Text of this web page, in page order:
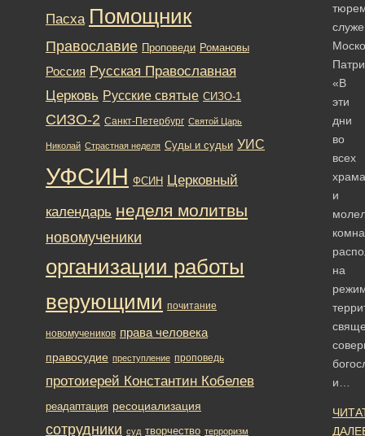
«В
эти
дни
во
всех
и
на
и…
Пасха Помощник
Православие Проповеди Романовы
Россия Русская Православная
Церковь Русские святые СИЗО-1
СИЗО-2 Санкт-Петербург Святой Царь
Николай Страстная неделя Суды и судьи УИС
УФСИН ФСИН Церковный
календарь неделя молитвы
новомученики
организации работы
верующими почитание
новомучеников права человека
правосудие преступление проповедь
протоиерей Константин Кобелев
реадаптация ресоциализация
сотрудники суд творчество терроризм